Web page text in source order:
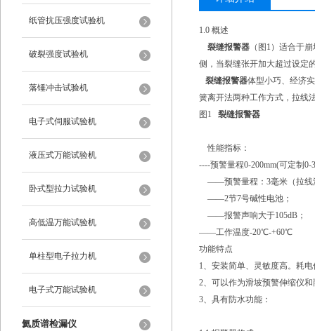
纸管抗压强度试验机
破裂强度试验机
落锤冲击试验机
电子式伺服试验机
液压式万能试验机
卧式型拉力试验机
高低温万能试验机
单柱型电子拉力机
电子式万能试验机
氦质谱检漏仪
1.0 概述
裂缝报警器 （图1）适合于
侧，当裂缝张开加大超过设定
裂缝报警器体型小巧、经济
簧离开法两种工作方式，拉线
图1 裂缝报警器
性能指标：
----预警量程0-200mm(可定制
——预警量程：3毫米（拉线
——2节7号碱性电池；
——报警声响大于105dB；
——工作温度-20℃-+60℃
功能特点
1、安装简单、灵敏度高。耗
2、可以作为滑坡预警伸缩仪
3、具有防水功能：